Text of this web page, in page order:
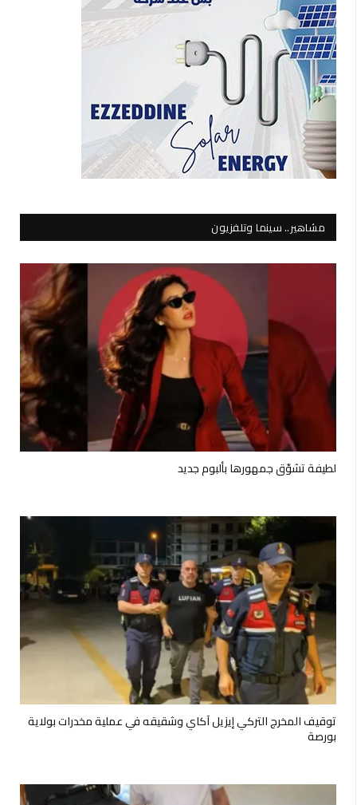
مشاهير.. سينما وتلفزيون
لطيفة تشوّق جمهورها بألبوم جديد
توقيف المخرج التركي إيزيل آكاي وشقيقه في عملية مخدرات بولاية
بورصة